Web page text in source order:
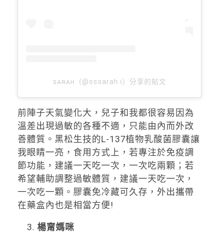
sᴀʀᴀʜ（@sssarah.i）分享的貼文
前陣子天氣變化大，兒子和我都很容易因為
溫差出現過敏的各種不適，只能由內而外改
善體質。黑松生技的L-137植物乳酸菌膠囊讓
我眼睛一亮，食用方式上，若專注於免疫調
節功能，建議一天吃一次，一次吃兩顆；若
希望輔助調整過敏體質，建議一天吃一次，
一次吃一顆。膠囊免冷藏可久存，外出攜帶
在藥盒內也是相當方便!
楊甯媽咪